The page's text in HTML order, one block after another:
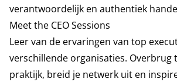
verantwoordelijk en authentiek
Meet the CEO Sessions
Leer van de ervaringen van top
verschillende organisaties. Overbrug
praktijk, breid je netwerk uit en